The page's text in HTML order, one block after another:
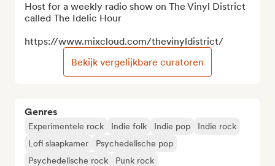
Genres
Experimentele rock Indie folk Indie pop
Indie rock
Lofi slaapkamer
Psychedelische pop
Psychedelische rock
Punk rock
Host for a weekly radio show on The Vinyl District
called The Idelic Hour
https://www.mixcloud.com/thevinyldistrict/
Bekijk vergelijkbare curatoren